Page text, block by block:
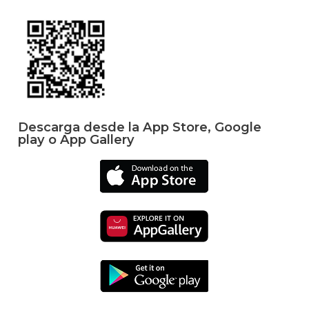
Descarga desde la App Store, Google
play o App Gallery